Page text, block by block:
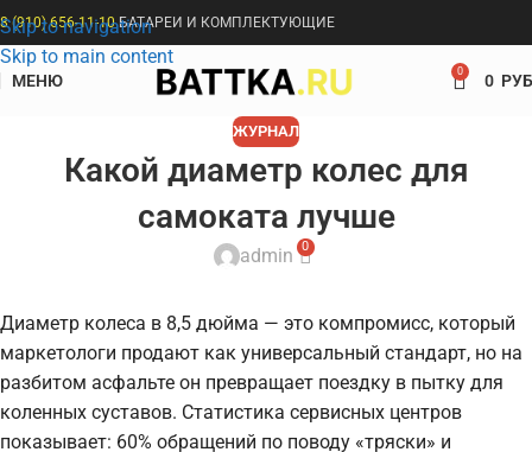
Skip to navigation
Skip to main content
8 (910) 656-11-10БАТАРЕИ И КОМПЛЕКТУЮЩИЕ
МЕНЮ 0 0
ЖУРНАЛ
Какой диаметр колес для
самоката лучше
admin 0
Диаметр колеса в 8,5 дюйма — это компромисс, который
маркетологи продают как универсальный стандарт, но на
разбитом асфальте он превращает поездку в пытку для
коленных суставов. Статистика сервисных центров
показывает: 60% обращений по поводу «тряски» и